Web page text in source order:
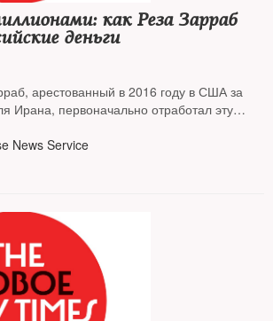
как Реза Зарраб
деньги
арестованный в 2016 году в США за
Ирана, первоначально отработал эту
деньгах. Связанные с его махинациями
в расследовании Магнитского, говорится
News Service